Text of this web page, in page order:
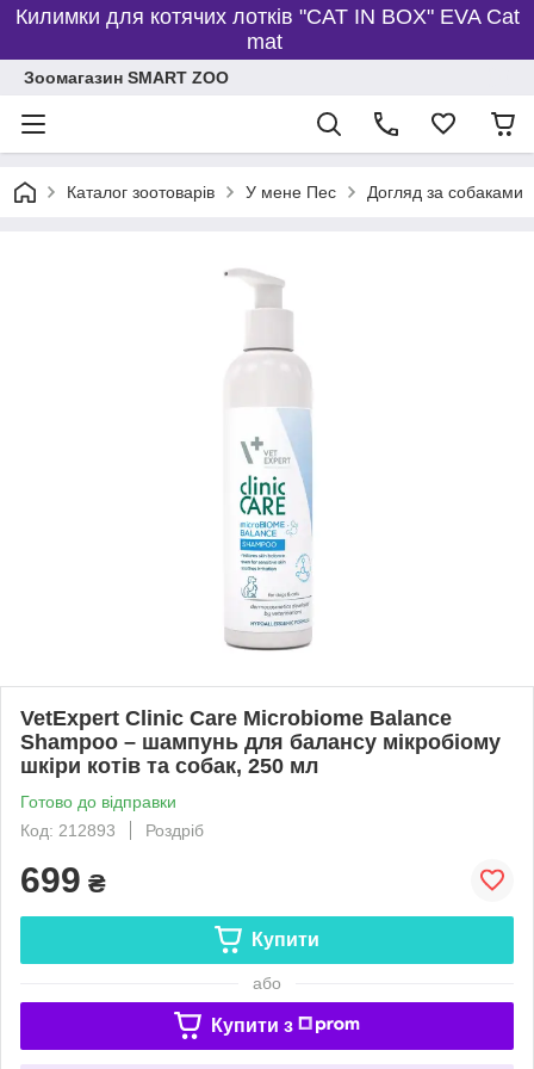
Килимки для котячих лотків "CAT IN BOX" EVA Cat
mat
Зоомагазин SMART ZOO
Каталог зоотоварів У мене Пес Догляд за собаками
VetExpert Clinic Care Microbiome Balance
Shampoo – шампунь для балансу мікробіому
шкіри котів та собак, 250 мл
Готово до відправки
Код: 212893
Роздріб
699 ₴
Купити
або
Купити з